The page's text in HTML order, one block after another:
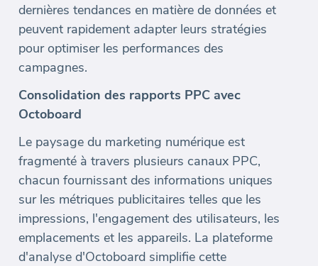
dernières tendances en matière de données et
peuvent rapidement adapter leurs stratégies
pour optimiser les performances des
campagnes.
Consolidation des rapports PPC avec
Octoboard
Le paysage du marketing numérique est
fragmenté à travers plusieurs canaux PPC,
chacun fournissant des informations uniques
sur les métriques publicitaires telles que les
impressions, l'engagement des utilisateurs, les
emplacements et les appareils. La plateforme
d'analyse d'Octoboard simplifie cette